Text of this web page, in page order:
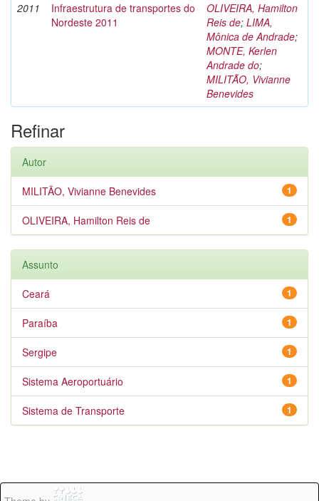
2011
Infraestrutura de transportes do
Nordeste 2011
OLIVEIRA, Hamilton
Reis de; LIMA,
Mônica de Andrade;
MONTE, Kerlen
Andrade do;
MILITÃO, Vivianne
Benevides
Refinar
Autor
1
MILITÃO, Vivianne Benevides
1
OLIVEIRA, Hamilton Reis de
Assunto
1
Ceará
1
Paraíba
1
Sergipe
1
Sistema Aeroportuário
1
Sistema de Transporte